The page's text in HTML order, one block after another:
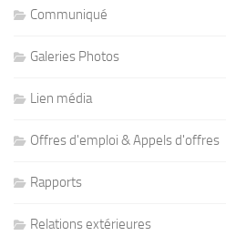
Communiqué
Galeries Photos
Lien média
Offres d'emploi & Appels d'offres
Rapports
Relations extérieures